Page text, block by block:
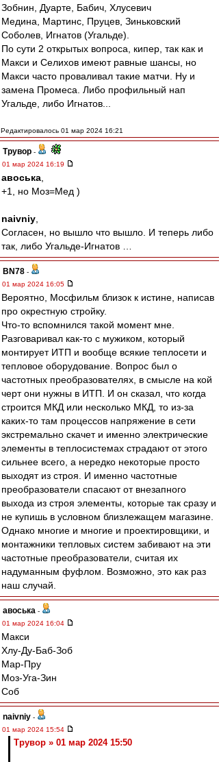
Зобнин, Дуарте, Бабич, Хлусевич
Медина, Мартинс, Пруцев, Зиньковский
Соболев, Игнатов (Угальде).
По сути 2 открытых вопроса, кипер, так как и
Макси и Селихов имеют равные шансы, но
Макси часто проваливал такие матчи. Ну и
замена Промеса. Либо профильный нап
Угальде, либо Игнатов...
Редактировалось 01 мар 2024 16:21
Трувор -
01 мар 2024 16:19
авоська
+1, но Моз=Мед )
naivniy
Согласен, но вышло что вышло. И теперь либо
так, либо Угальде-Игнатов …
BN78 -
01 мар 2024 16:05
Вероятно, Мосфильм близок к истине, написав
про окрестную стройку.
Что-то вспомнился такой момент мне.
Разговаривал как-то с мужиком, который
монтирует ИТП и вообще всякие теплосети и
тепловое оборудование. Вопрос был о
частотных преобразователях, в смысле на кой
черт они нужны в ИТП. И он сказал, что когда
строится МКД или несколько МКД, то из-за
каких-то там процессов напряжение в сети
экстремально скачет и именно электрические
элементы в теплосистемах страдают от этого
сильнее всего, а нередко некоторые просто
выходят из строя. И именно частотные
преобразователи спасают от внезапного
выхода из строя элементы, которые так сразу и
не купишь в условном близлежащем магазине.
Однако многие и многие и проектировщики, и
монтажники тепловых систем забивают на эти
частотные преобразователи, считая их
надуманным фуфлом. Возможно, это как раз
наш случай.
авоська -
01 мар 2024 16:04
Макси
Хлу-Ду-Баб-Зоб
Мар-Пру
Моз-Уга-Зин
Соб
naivniy -
01 мар 2024 15:54
Трувор » 01 мар 2024 15:50